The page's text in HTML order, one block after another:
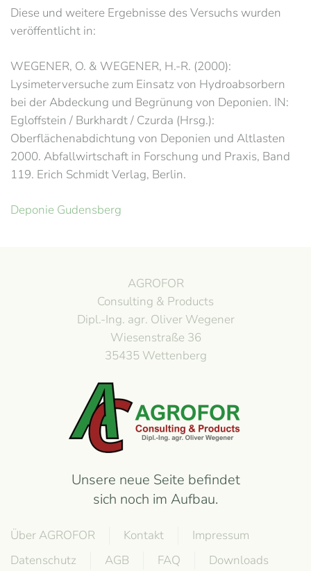
Diese und weitere Ergebnisse des Versuchs wurden
veröffentlicht in:
WEGENER, O. & WEGENER, H.-R. (2000):
Lysimeterversuche zum Einsatz von Hydroabsorbern
bei der Abdeckung und Begrünung von Deponien. IN:
Egloffstein / Burkhardt / Czurda (Hrsg.):
Oberflächenabdichtung von Deponien und Altlasten
2000. Abfallwirtschaft in Forschung und Praxis, Band
119. Erich Schmidt Verlag, Berlin.
Deponie Gudensberg
AGROFOR
Consulting & Products
Dipl.-Ing. agr. Oliver Wegener
Wiesenstraße 36
35435 Wettenberg
Unsere neue Seite befindet
sich noch im Aufbau.
Über AGROFOR Kontakt
Impressum
Datenschutz
AGB FAQ Downloads